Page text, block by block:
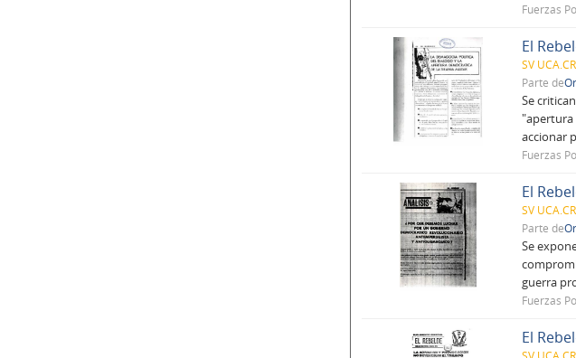
Fuerzas
El
SV
Parte de
Se
"apertura
accionar
Fuerzas
El
SV
Parte de
Se
guerra
Fuerzas
El